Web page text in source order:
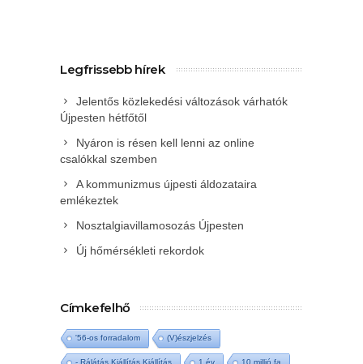
Legfrissebb hírek
Jelentős közlekedési változások várhatók
Újpesten hétfőtől
Nyáron is résen kell lenni az online
csalókkal szemben
A kommunizmus újpesti áldozataira
emlékeztek
Nosztalgiavillamosozás Újpesten
Új hőmérsékleti rekordok
Címkefelhő
'56-os forradalom (V)észjelzés